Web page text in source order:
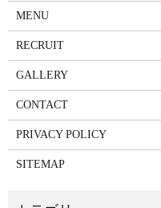
MENU
RECRUIT
GALLERY
CONTACT
PRIVACY POLICY
SITEMAP